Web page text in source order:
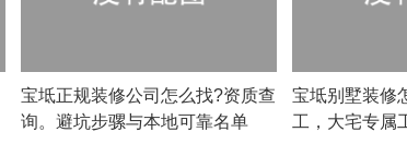
宝坻正规装修公司怎么找?资质查
询。避坑步骡与本地可靠名单
宝坻别墅装修
工，大宅专属